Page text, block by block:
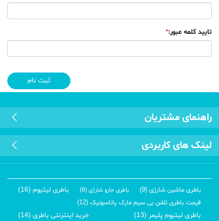
تایید کلمه عبور:
راهنمای مشتریان
لینک های کاربردی
باطری ماشین شارژی (9) باطری جارو شارژی (8) باطری لیتیوم (16)
قیمت باطری تلفن بی سیم مارک پاناسونیک (12)
باطری لیتیوم پلیمر (13) خرید اینترنتی باطری (14)